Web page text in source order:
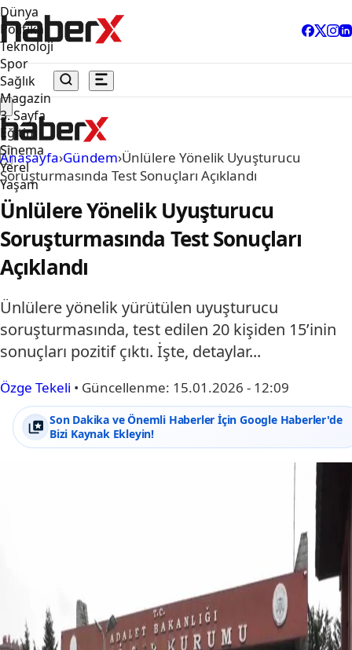
Dünya
Politika
Teknoloji
Spor
Sağlık
Magazin
3. Sayfa
Eğitim
Sinema
Yerel
Yaşam
Anasayfa›Gündem›Ünlülere Yönelik Uyuşturucu
Soruşturmasında Test Sonuçları Açıklandı
Ünlülere Yönelik Uyuşturucu
Soruşturmasında Test Sonuçları
Açıklandı
Ünlülere yönelik yürütülen uyuşturucu
soruşturmasında, test edilen 20 kişiden 15’inin
sonuçları pozitif çıktı. İşte, detaylar...
Özge Tekeli • Güncellenme: 15.01.2026 - 12:09
Son Dakika ve Önemli Haberler İçin Google Haberler'de
Bizi Kaynak Ekleyin!